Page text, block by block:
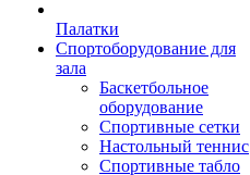
Палатки
Спортоборудование для
зала
Баскетбольное
оборудование
Спортивные сетки
Настольный теннис
Спортивные табло